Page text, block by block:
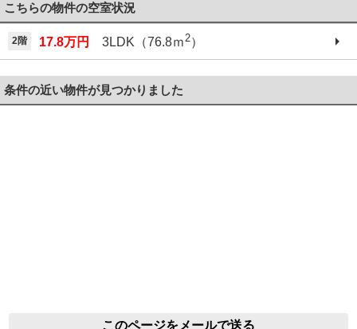
こちらの物件の空室状況
2階 17.8万円 3LDK（76.8ｍ2）
条件の近い物件が見つかりました
このページをメールで送る